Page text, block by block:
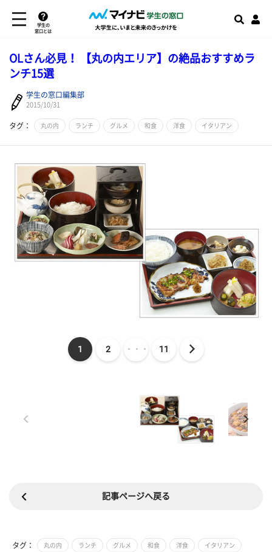
学生の
窓口とは
OLさん必見！ 【丸の内エリア】の絶品おすすめラ
ンチ15選
学生の窓口編集部
2015/10/31
タグ： 丸の内 ランチ グルメ 和食 洋食 イタリアン
1 2 ・・・ 11
記事ページへ戻る
タグ： 丸の内 ランチ グルメ 和食 洋食 イタリアン